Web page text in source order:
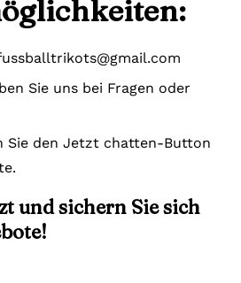
Sie uns bei Fragen oder
Sie den Jetzt chatten-Button
und sichern Sie sich